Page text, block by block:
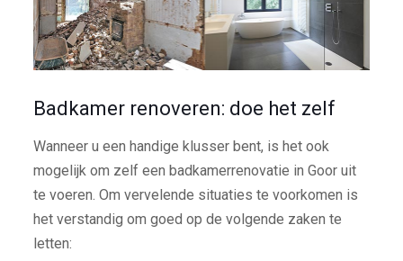
Badkamer renoveren: doe het zelf
Wanneer u een handige klusser bent, is het ook
mogelijk om zelf een badkamerrenovatie in Goor uit
te voeren. Om vervelende situaties te voorkomen is
het verstandig om goed op de volgende zaken te
letten: